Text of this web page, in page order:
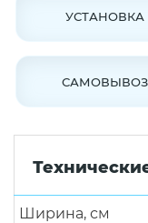
УСТАНОВКА
САМОВЫВОЗ
Ширина, см